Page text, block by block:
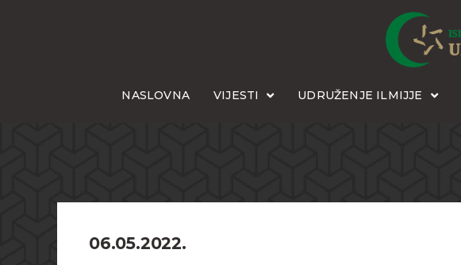
NASLOVNA VIJESTI UDRUŽENJE ILMIJJE
06.05.2022.